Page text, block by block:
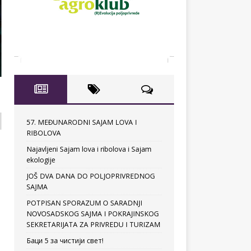
57. MEĐUNARODNI SAJAM LOVA I
RIBOLOVA
Najavljeni Sajam lova i ribolova i Sajam
ekologije
JOŠ DVA DANA DO POLJOPRIVREDNOG
SAJMA
POTPISAN SPORAZUM O SARADNJI
NOVOSADSKOG SAJMA I POKRAJINSKOG
SEKRETARIJATA ZA PRIVREDU I TURIZAM
Баци 5 за чистији свет!